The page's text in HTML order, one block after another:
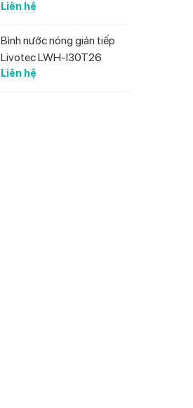
Liên hệ
Bình nước nóng gián tiếp
Livotec LWH-I30T26
Liên hệ